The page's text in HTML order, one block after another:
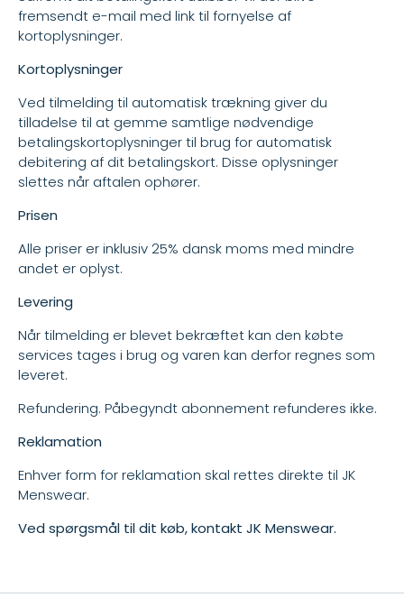
fremsendt e-mail med link til fornyelse af
kortoplysninger.
Kortoplysninger
Ved tilmelding til automatisk trækning giver du
tilladelse til at gemme samtlige nødvendige
betalingskortoplysninger til brug for automatisk
debitering af dit betalingskort. Disse oplysninger
slettes når aftalen ophører.
Prisen
Alle priser er inklusiv 25% dansk moms med mindre
andet er oplyst.
Levering
Når tilmelding er blevet bekræftet kan den købte
services tages i brug og varen kan derfor regnes som
leveret.
Refundering. Påbegyndt abonnement refunderes ikke.
Reklamation
Enhver form for reklamation skal rettes direkte til JK
Menswear.
Ved spørgsmål til dit køb,kontakt JK Menswear.